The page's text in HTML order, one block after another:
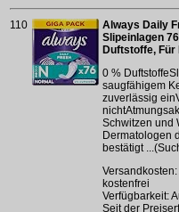
110
Always Daily
Slipeinlagen
Duftstoffe, Für
0 %
saugfähigem
zuverlässig
Schwitzen und
Dermatologen
bestätigt
kostenfrei
Verfügbarkeit:
Seit der